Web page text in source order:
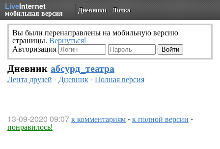
LiveInternet
мобильная версия Дневники Личка
Вы были перенаправлены на мобильную версию
страницы. Вернуться!
Авторизация
Дневник абсурд_театра
Лента друзей -Дневник-Полная версия
13-09-2020 09:07к комментариям-к полной версии -
понравилось!